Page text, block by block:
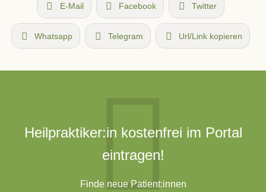
E-Mail Facebook Twitter
Whatsapp Telegram Url/Link kopieren
Heilpraktiker:in kostenfrei im Portal
eintragen!
Finde neue Patient:innen